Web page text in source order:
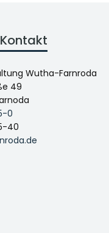
Wutha-Farnroda
49
0
40